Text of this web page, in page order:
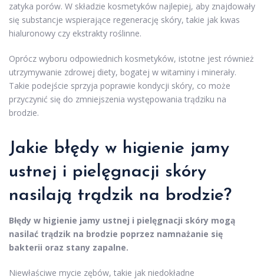
zatyka porów. W składzie kosmetyków najlepiej, aby znajdowały
się substancje wspierające regenerację skóry, takie jak kwas
hialuronowy czy ekstrakty roślinne.
Oprócz wyboru odpowiednich kosmetyków, istotne jest również
utrzymywanie zdrowej diety, bogatej w witaminy i minerały.
Takie podejście sprzyja poprawie kondycji skóry, co może
przyczynić się do zmniejszenia występowania trądziku na
brodzie.
Jakie błędy w higienie jamy
ustnej i pielęgnacji skóry
nasilają trądzik na brodzie?
Błędy w higienie jamy ustnej i pielęgnacji skóry mogą
nasilać trądzik na brodzie poprzez namnażanie się
bakterii oraz stany zapalne.
Niewłaściwe mycie zębów, takie jak niedokładne